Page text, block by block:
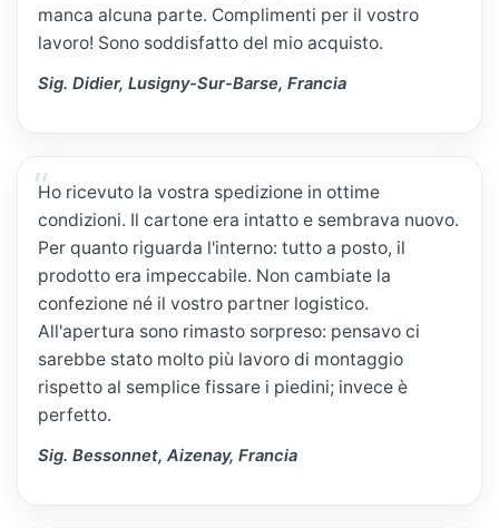
manca alcuna parte. Complimenti per il vostro
lavoro! Sono soddisfatto del mio acquisto.
Sig. Didier, Lusigny-Sur-Barse, Francia
Ho ricevuto la vostra spedizione in ottime
condizioni. Il cartone era intatto e sembrava nuovo.
Per quanto riguarda l'interno: tutto a posto, il
prodotto era impeccabile. Non cambiate la
confezione né il vostro partner logistico.
All'apertura sono rimasto sorpreso: pensavo ci
sarebbe stato molto più lavoro di montaggio
rispetto al semplice fissare i piedini; invece è
perfetto.
Sig. Bessonnet, Aizenay, Francia